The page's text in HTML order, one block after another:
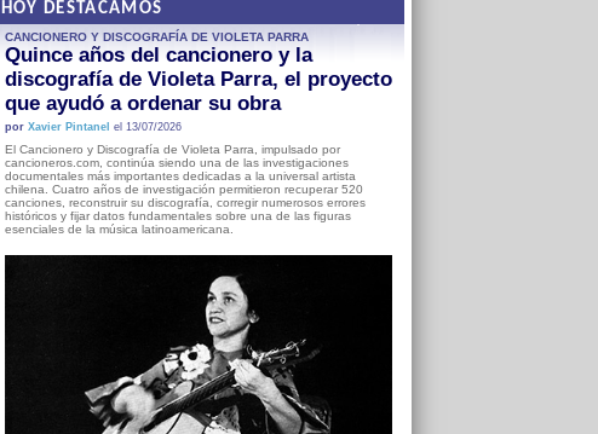
HOY DESTACAMOS
CANCIONERO Y DISCOGRAFÍA DE VIOLETA PARRA
Quince años del cancionero y la
discografía de Violeta Parra, el proyecto
que ayudó a ordenar su obra
por Xavier Pintanel el 13/07/2026
El Cancionero y Discografía de Violeta Parra, impulsado por
cancioneros.com, continúa siendo una de las investigaciones
documentales más importantes dedicadas a la universal artista
chilena. Cuatro años de investigación permitieron recuperar 520
canciones, reconstruir su discografía, corregir numerosos errores
históricos y fijar datos fundamentales sobre una de las figuras
esenciales de la música latinoamericana.